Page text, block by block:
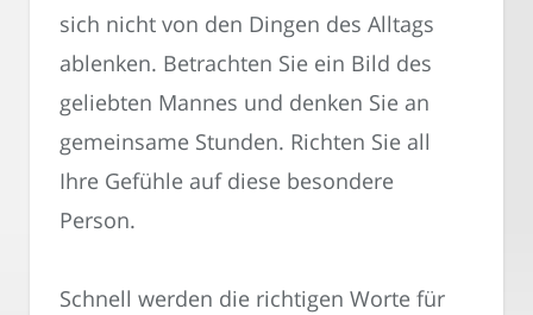
sich nicht von den Dingen des Alltags
ablenken. Betrachten Sie ein Bild des
geliebten Mannes und denken Sie an
gemeinsame Stunden. Richten Sie all
Ihre Gefühle auf diese besondere
Person.
Schnell werden die richtigen Worte für